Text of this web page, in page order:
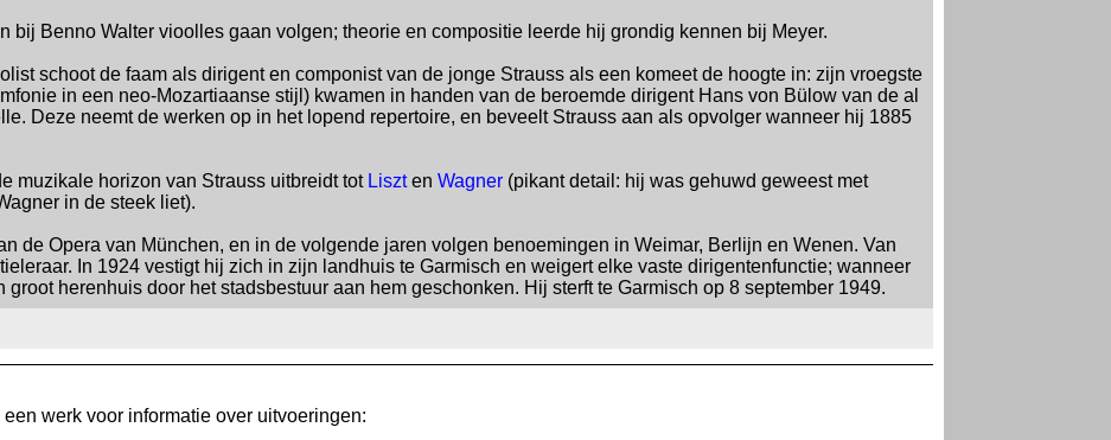
bij Benno Walter vioolles gaan volgen; theorie en compositie leerde hij grondig kennen bij Meyer.
schoot de faam als dirigent en componist van de jonge Strauss als een komeet de hoogte in: zijn vroegste
in een neo-Mozartiaanse stijl) kwamen in handen van de beroemde dirigent Hans von Bülow van de al
Deze neemt de werken op in het lopend repertoire, en beveelt Strauss aan als opvolger wanneer hij 1885
muzikale horizon van Strauss uitbreidt tot Liszten Wagner (pikant detail: hij was gehuwd geweest met
in de steek liet).
de Opera van München, en in de volgende jaren volgen benoemingen in Weimar, Berlijn en Wenen. Van
In 1924 vestigt hij zich in zijn landhuis te Garmisch en weigert elke vaste dirigentenfunctie; wanneer
herenhuis door het stadsbestuur aan hem geschonken. Hij sterft te Garmisch op 8 september 1949.
werk voor informatie over uitvoeringen: